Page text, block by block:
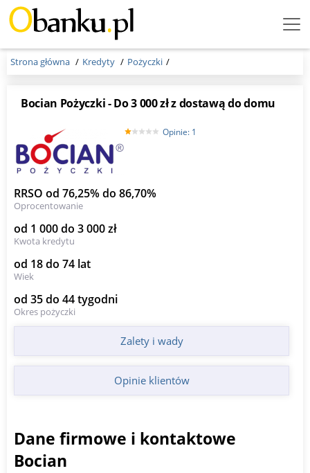
Menu
Strona główna Kredyty Pożyczki
Bocian Pożyczki - Do 3 000 zł z dostawą do domu
Opinie: 1
RRSO od 76,25% do 86,70%
Oprocentowanie
od 1 000 do 3 000 zł
Kwota kredytu
od 18 do 74 lat
Wiek
od 35 do 44 tygodni
Okres pożyczki
Zalety i wady
Opinie klientów
Dane firmowe i kontaktowe
Bocian